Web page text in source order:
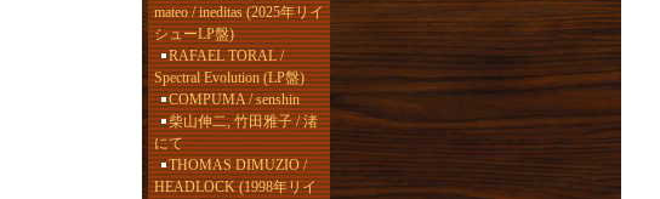
mateo / ineditas (2025年リイ
シューLP盤)
RAFAEL TORAL /
Spectral Evolution (LP盤)
COMPUMA / senshin
柴山伸二, 竹田雅子 / 渚
にて
THOMAS DIMUZIO /
HEADLOCK (1998年リイ